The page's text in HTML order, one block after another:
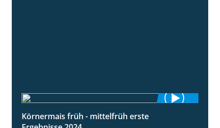
Körnermais früh - mittelfrüh erste